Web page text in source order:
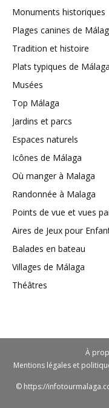
Monuments historiques
Plages canines de
Tradition et histoire
Plats typiques de Málaga
Musées
Top Málaga
Jardins et parcs
Espaces naturels
Icônes de Málaga
Où manger à Malaga
Randonnée à Malaga
Points de vue et vues
Aires de Jeux pour
Balades en bateau
Villages de Málaga
Théâtres
À
Mentions légales et
© https://